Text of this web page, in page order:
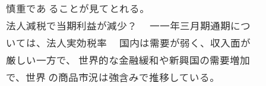
慎重であ ることが見てとれる。
法人減税で当期利益が減少？ 一一年三月期通期につ
いては、法人実効税率 国内は需要が弱く、収入面が
厳しい一方で、 世界的な金融緩和や新興国の需要増加
で、世界 の商品市況は強含みで推移している。